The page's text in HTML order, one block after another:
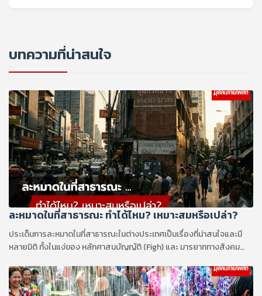
บทความที่น่าสนใจ
ละหมาดในที่สาธารณะ ทำได้ไหม? เหมาะสมหรือเปล่า?
ประเด็นการละหมาดในที่สาธารณะในต่างประเทศเป็นเรื่องที่น่าสนใจและมี
หลายมิติ ทั้งในแง่ของ หลักศาสนบัญญัติ (Figh) และ มารยาททางสังคม